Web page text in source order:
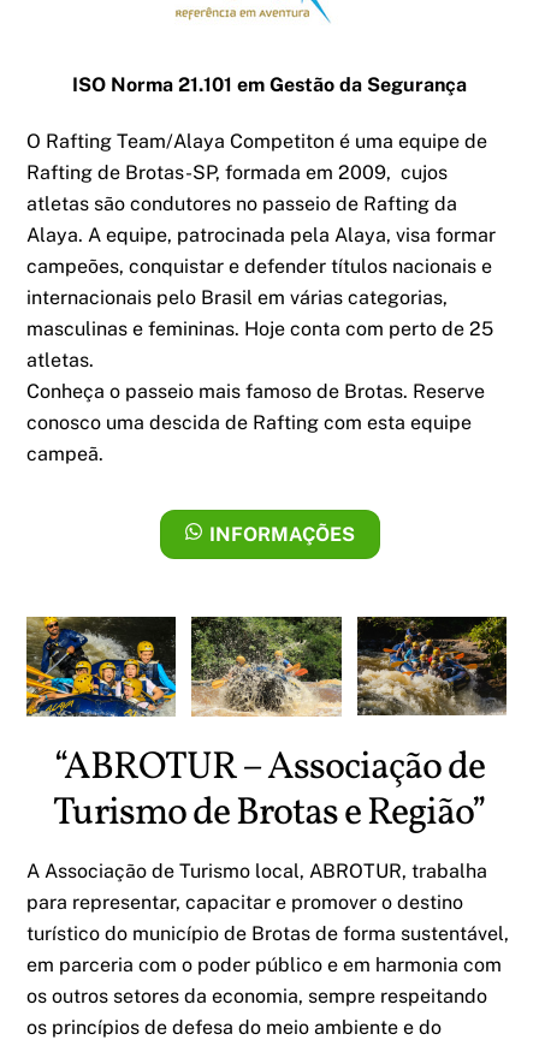
ISO Norma 21.101 em Gestão da Segurança
O Rafting Team/Alaya Competiton é uma equipe de
Rafting de Brotas-SP, formada em 2009, cujos
atletas são condutores no passeio de Rafting da
Alaya. A equipe, patrocinada pela Alaya, visa formar
campeões, conquistar e defender títulos nacionais e
internacionais pelo Brasil em várias categorias,
masculinas e femininas. Hoje conta com perto de 25
atletas.
Conheça o passeio mais famoso de Brotas. Reserve
conosco uma descida de Rafting com esta equipe
campeã.
INFORMAÇÕES
“ABROTUR – Associação de
Turismo de Brotas e Região”
A Associação de Turismo local, ABROTUR, trabalha
para representar, capacitar e promover o destino
turístico do município de Brotas de forma sustentável,
em parceria com o poder público e em harmonia com
os outros setores da economia, sempre respeitando
os princípios de defesa do meio ambiente e do